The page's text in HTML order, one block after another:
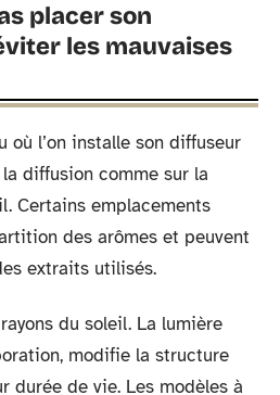
placer son
les mauvaises
où l’on installe son diffuseur
diffusion comme sur la
Certains emplacements
des arômes et peuvent
extraits utilisés.
du soleil. La lumière
modifie la structure
durée de vie. Les modèles à